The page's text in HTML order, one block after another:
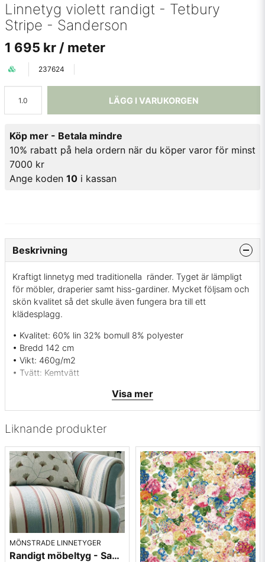
Linnetyg violett randigt - Tetbury
Stripe - Sanderson
1 695 kr / meter
237624
LÄGG I VARUKORGEN
Köp mer - Betala mindre
10% rabatt på hela ordern när du köper varor för minst
7000 kr
Ange koden 10 i kassan
Liknande produkter
MÖNSTRADE LINNETYGER
Randigt möbeltyg - Sanderson Dobby Stripe Brick
Beskrivning
Kraftigt linnetyg med traditionella ränder. Tyget är lämpligt
för möbler, draperier samt hiss-gardiner. Mycket följsam och
skön kvalitet så det skulle även fungera bra till ett
klädesplagg.
• Kvalitet: 60% lin 32% bomull 8% polyester
• Bredd 142 cm
• Vikt: 460g/m2
• Tvätt: Kemtvätt
• Tillverkningsland: Italien
• Rapportbredd 2,5 cm
• Färg: lin mörk rosalila samt grå
• Mönsterbild: Längsgående - ränderna följer längs med
tyget
• Beställningsvara, ingen returrätt
Vill du ha ett tygprov maila mig på:info@broarne.se
Visa mer